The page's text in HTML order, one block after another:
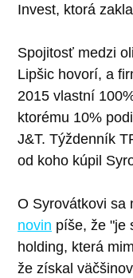
Invest, ktorá
Spojitosť medzi
Lipšic hovorí, a
2015 vlastní
ktorému 10%
J&T. Týždenník
od koho kúpil
O Syrovátkovi sa
novin píše, že "je
holding, která
že získal